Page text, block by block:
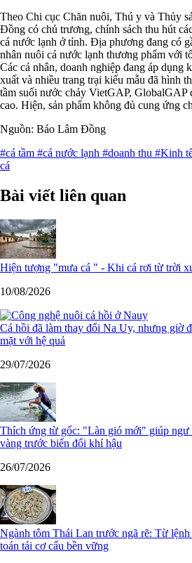
Theo Chi cục Chăn nuôi, Thú y và Thủy
Đồng có chủ trương, chính sách thu hút
cá nước lạnh ở tỉnh. Địa phương đang có
nhân nuôi cá nước lạnh thương phẩm với
Các cá nhân, doanh nghiệp đang áp dụng
xuất và nhiều trang trại kiểu mẫu đã hình
tầm suối nước chảy VietGAP, GlobalGAP
cao. Hiện, sản phẩm không đủ cung ứng
Nguồn: Báo Lâm Đồng
#cá tầm #cá nước lạnh #doanh thu #Kinh
cá
Bài viết liên quan
Hiện tượng "mưa cá " - Khi cá rơi từ trời
10/08/2026
Cá hồi đã làm thay đổi Na Uy, nhưng giờ
mặt với hệ quả
29/07/2026
Thích ứng từ gốc: "Làn gió mới" giúp ngư
vàng trước biến đổi khí hậu
26/07/2026
Ngành tôm Thái Lan trước ngã rẽ: Từ lệnh
toán tái cơ cấu bền vững